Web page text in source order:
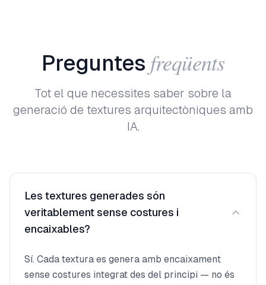
Preguntes freqüents
Tot el que necessites saber sobre la
generació de textures arquitectòniques amb
IA.
Les textures generades són
veritablement sense costures i
encaixables?
Sí. Cada textura es genera amb encaixament
sense costures integrat des del principi — no és